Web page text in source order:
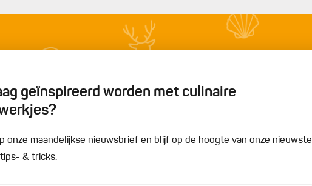
geïnspireerd worden met culinaire
onze maandelijkse nieuwsbrief en blijf op de hoogte van onze nieuwste
& tricks.